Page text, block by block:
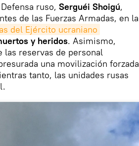
ruso, Serguéi Shoigú,
de las Fuerzas Armadas, en la
del Ejército ucraniano
y heridos. Asimismo,
las reservas de personal
una movilización forzada
tanto, las unidades rusas